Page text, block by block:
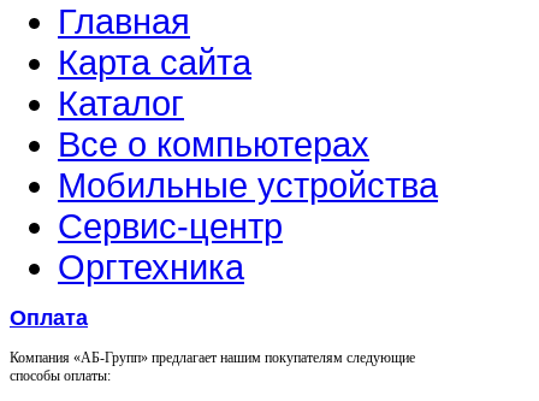
Главная
Карта сайта
Каталог
Все о компьютерах
Мобильные устройства
Сервис-центр
Оргтехника
Оплата
Компания «АБ-Групп» предлагает нашим покупателям следующие
способы оплаты: